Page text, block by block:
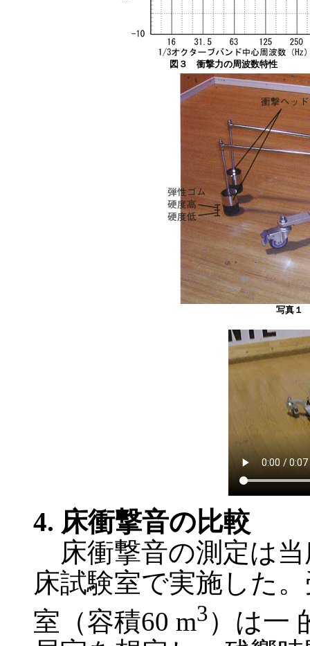
図３ 衝撃力の周波数特性
写真１
4. 床衝撃音の比較
床衝撃音の測定は当
床試験室で実施した
室（容積60 m3）は一